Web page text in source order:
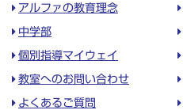
アルファの教育理念
中学部
個別指導マイウェイ
教室へのお問い合わせ
よくあるご質問